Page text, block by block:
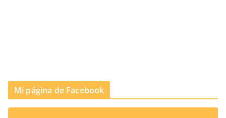
Mi página de Facebook